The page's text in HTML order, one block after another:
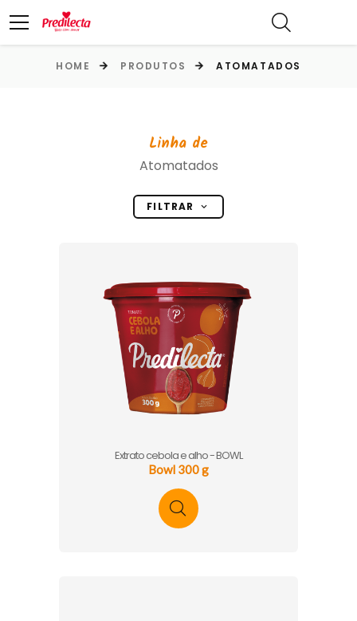
HOME PRODUTOS ATOMATADOS
Linha de
Atomatados
FILTRAR
Extrato cebola e alho - BOWL
Bowl 300 g